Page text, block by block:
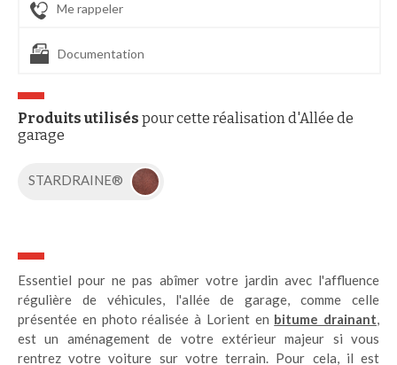
Me rappeler
Documentation
Produits utilisés pour cette réalisation d'Allée de
garage
STARDRAINE®
Essentiel pour ne pas abîmer votre jardin avec l'affluence
régulière de véhicules, l'allée de garage, comme celle
présentée en photo réalisée à Lorient en bitume drainant,
est un aménagement de votre extérieur majeur si vous
rentrez votre voiture sur votre terrain. Pour cela, il est